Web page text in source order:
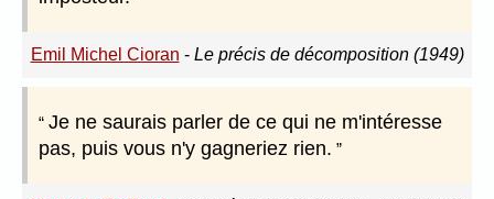
Emil Michel Cioran - Le précis de décomposition (1949)
Je ne saurais parler de ce qui ne m'intéresse
pas, puis vous n'y gagneriez rien.